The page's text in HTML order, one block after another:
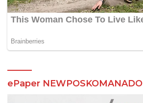
ePaper NEWPOSKOMANADO